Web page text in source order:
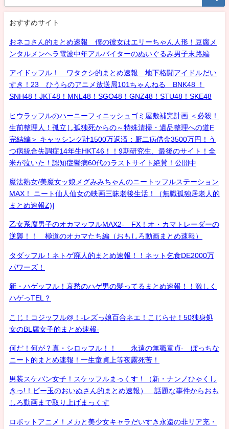
おすすめサイト
おネコさん的まとめ速報 僕の彼女はエリーちゃん人形！豆腐メ
ンタルメンヘラ電波中年アルバイターのぬいぐるみ男子末路編
アイドッフル！ ワタクシ的まとめ速報 地下格闘アイドルだい
すき！23 ひうらのアニメ放送局101ちゃんねる BNK48 ！
SNH48！JKT48！MNL48！SGO48！GNZ48！STU48！SKE48
ヒウラッフルのハーニーフィニッシュゴミ屋敷補完計画 ＜必殺！
生前整理人！孤立し孤独死からの～特殊清掃・遺品整理への道F
完結編＞ キャッシング計1500万返済：厨二病借金3500万円！う
つ病統合失調症14年生HKT46！！9期研究生、最後のサイト！全
米が泣いた！認知症鬱病60代のラストサイト絶賛！公開中
魔法熟女/美魔女ッ娘メグみみちゃんのニートッフルステーション
MAX！ ニート仙人仙女の映画三昧老後生活！（無職孤独居老人的
まとめ速報Z)]
乙女系腐男子のオカマッフルMAX2- FX！オ・カマトレーダーの
逆襲！！ 極道のオカマたち編（おもしろ動画まとめ速報）
タダッフル！ネトゲ廃人的まとめ速報！！ネット乞食DE2000万
パワーズ！
新・ハゲッフル！哀愁のハゲ男の髪ってるまとめ速報！！激しく
ハゲっTEL？
こじ！コジッフル@！-レズっ娘百合ネエ！こじらせ！50独身処
女のBL腐女子的まとめ速報-
何だ！何が？真・シロッフル！！ 永遠の無職童貞- ぼっちな
ニート的まとめ速報！一生童貞上等夜露死苦！
男装スケバン女子！スケッフルまっくす！（新・ナンノひゃくし
きっ!！ビー玉のおいぬさん的まとめ速報） 話題な事件からおも
しろ動画まで取り上げまっくす
ロボットアニメ！メカと美少女キャラだいすき永遠の非リア充・